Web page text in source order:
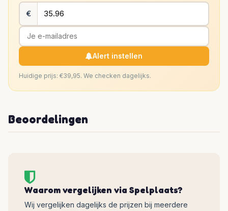
€
Alert instellen
Huidige prijs: €39,95. We checken dagelijks.
Beoordelingen
Waarom vergelijken via Spelplaats?
Wij vergelijken dagelijks de prijzen bij meerdere